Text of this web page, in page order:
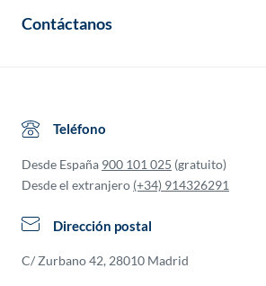
Contáctanos
Teléfono
Desde España 900 101 025 (gratuito)
Desde el extranjero (+34) 914326291
Dirección postal
C/ Zurbano 42, 28010 Madrid